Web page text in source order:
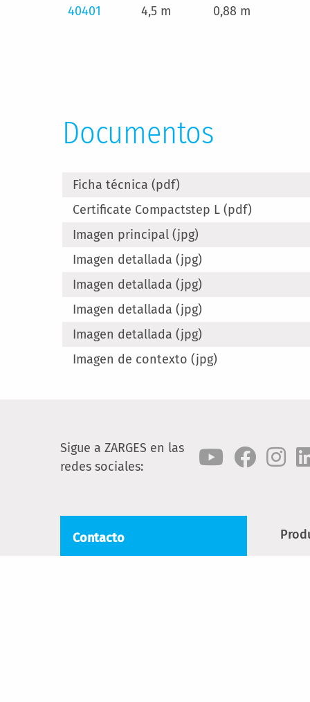
40401 4,5 m 0,88 m
Documentos
Ficha técnica (pdf)
Certificate Compactstep L (pdf)
Imagen principal (jpg)
Imagen detallada (jpg)
Imagen detallada (jpg)
Imagen detallada (jpg)
Imagen detallada (jpg)
Imagen de contexto (jpg)
Sigue a ZARGES en las
redes sociales:
Contacto